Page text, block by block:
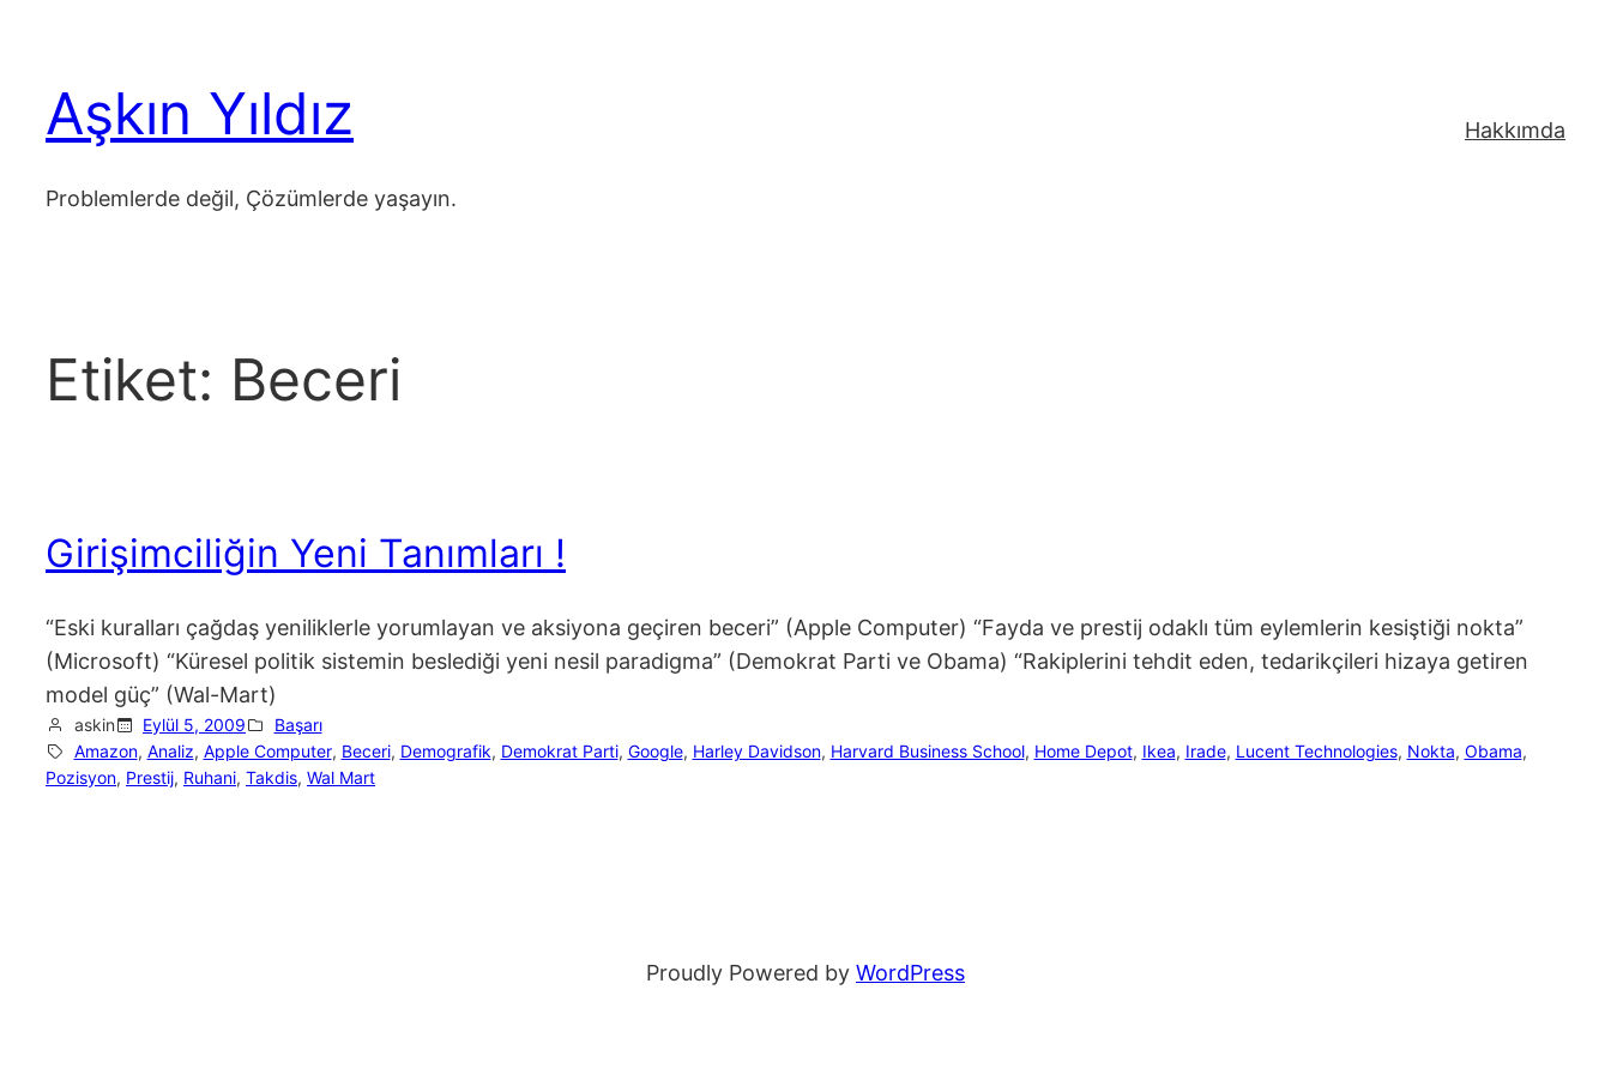
Aşkın Yıldız
Problemlerde değil, Çözümlerde yaşayın.
Hakkımda
Etiket: Beceri
Girişimciliğin Yeni Tanımları !
“Eski kuralları çağdaş yeniliklerle yorumlayan ve aksiyona geçiren beceri” (Apple Computer) “Fayda ve prestij odaklı tüm eylemlerin kesiştiği nokta”
(Microsoft) “Küresel politik sistemin beslediği yeni nesil paradigma” (Demokrat Parti ve Obama) “Rakiplerini tehdit eden, tedarikçileri hizaya getiren
model güç” (Wal-Mart)
askin Eylül 5, 2009
Başarı
Amazon, Analiz, Apple Computer, Beceri, Demografik, Demokrat Parti, Google, Harley Davidson, Harvard Business School, Home Depot, Ikea, Irade, Lucent Technologies, Nokta, Obama,
Pozisyon, Prestij, Ruhani, Takdis, Wal Mart
Proudly Powered by WordPress